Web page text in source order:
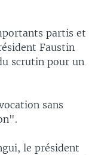
partis et
Faustin
scrutin pour un
sans
le président